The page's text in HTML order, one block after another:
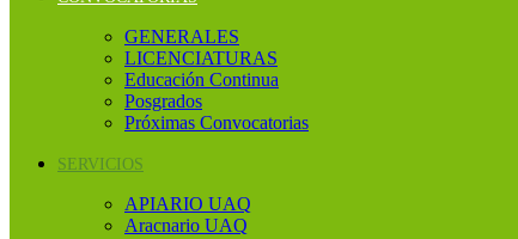
GENERALES
LICENCIATURAS
Educación Continua
Posgrados
Próximas Convocatorias
SERVICIOS
APIARIO UAQ
Aracnario UAQ